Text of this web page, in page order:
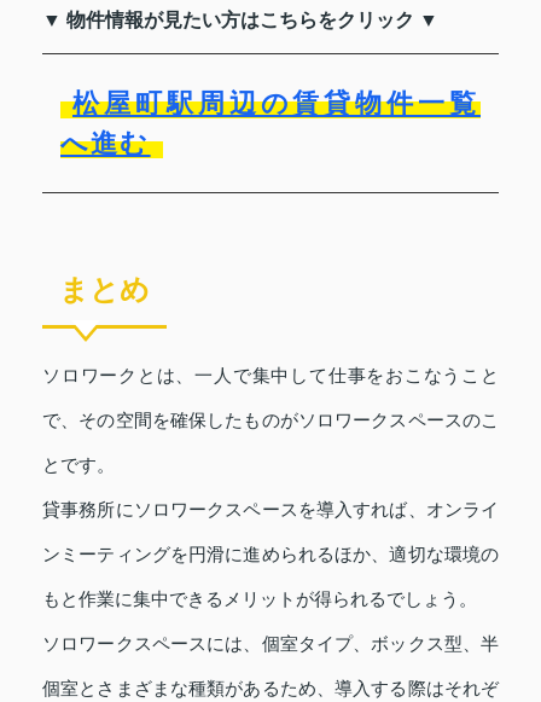
▼ 物件情報が見たい方はこちらをクリック ▼
松屋町駅周辺の賃貸物件一覧
へ進む
まとめ
ソロワークとは、一人で集中して仕事をおこなうこと
で、その空間を確保したものがソロワークスペースのこ
とです。
貸事務所にソロワークスペースを導入すれば、オンライ
ンミーティングを円滑に進められるほか、適切な環境の
もと作業に集中できるメリットが得られるでしょう。
ソロワークスペースには、個室タイプ、ボックス型、半
個室とさまざまな種類があるため、導入する際はそれぞ